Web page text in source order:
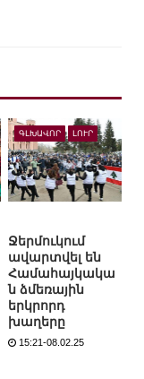
ԳԼԽԱՎՈՐ ԼՈՒՐ
Ջերմուկում
ավարտվել են
Համահայկակա
ն ձմեռային
երկրորդ
խաղերը
15:21-08.02.25